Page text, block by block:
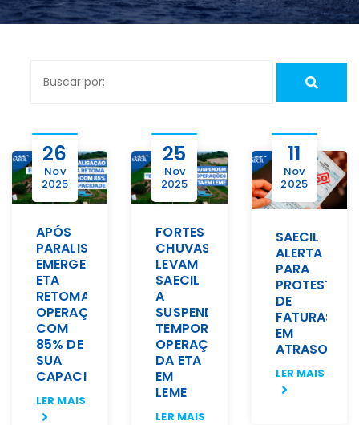
26
Nov
2025
APÓS
PARALISAÇÃO
EMERGENCIAL,
ETA
RETOMA
OPERAÇÃO
COM
85% DE
SUA
CAPACIDADE
LER MAIS
25
Nov
2025
FORTES
CHUVAS
LEVAM
SAECIL
A
SUSPENDER
TEMPORARIAMENTE
OPERAÇÕES
DA ETA
EM
LEME
LER MAIS
11
Nov
2025
SAECIL
ALERTA
PARA
PROTESTO
DE
FATURAS
EM
ATRASO
LER MAIS